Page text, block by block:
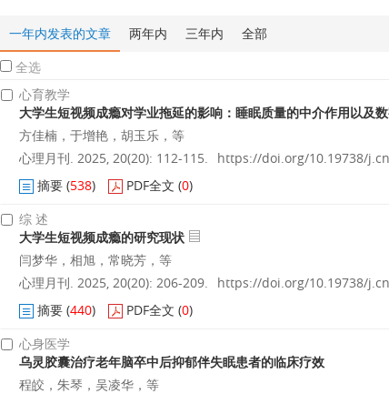
一年内发表的文章 两年内 三年内
全部
全选
心育教学
大学生短视频成瘾对学业拖延的影响：睡眠质量的中介作用以及
方佳楠，于增艳，胡玉乐，等
心理月刊. 2025, 20(20): 112-115.
https://doi.org/10.19738/
摘要 (538) PDF全文 (0)
综 述
大学生短视频成瘾的研究现状
闫梦华，相旭，常晓芳，等
心理月刊. 2025, 20(20): 206-209.
https://doi.org/10.19738/
摘要 (440) PDF全文 (0)
心身医学
乌灵胶囊治疗老年脑卒中后抑郁伴失眠患者的临床疗效
程皎，朱琴，吴凌华，等